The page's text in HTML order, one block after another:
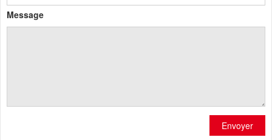
Message
Envoyer